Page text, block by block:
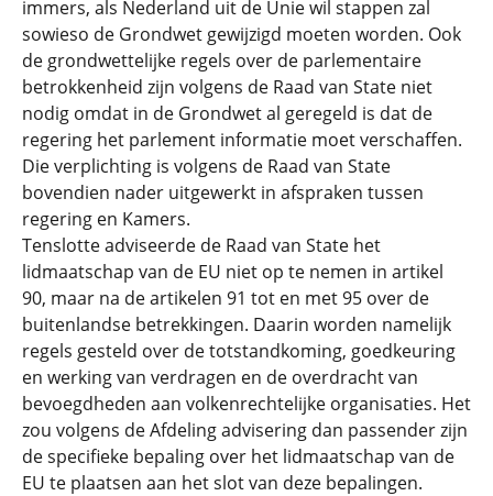
immers, als Nederland uit de Unie wil stappen zal
sowieso de Grondwet gewijzigd moeten worden. Ook
de grondwettelijke regels over de parlementaire
betrokkenheid zijn volgens de Raad van State niet
nodig omdat in de Grondwet al geregeld is dat de
regering het parlement informatie moet verschaffen.
Die verplichting is volgens de Raad van State
bovendien nader uitgewerkt in afspraken tussen
regering en Kamers.
Tenslotte adviseerde de Raad van State het
lidmaatschap van de EU niet op te nemen in artikel
90, maar na de artikelen 91 tot en met 95 over de
buitenlandse betrekkingen. Daarin worden namelijk
regels gesteld over de totstandkoming, goedkeuring
en werking van verdragen en de overdracht van
bevoegdheden aan volkenrechtelijke organisaties. Het
zou volgens de Afdeling advisering dan passender zijn
de specifieke bepaling over het lidmaatschap van de
EU te plaatsen aan het slot van deze bepalingen.